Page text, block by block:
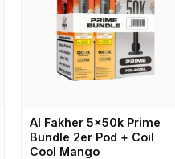
Al Fakher 5x50k Prime
Bundle 2er Pod + Coil
Cool Mango